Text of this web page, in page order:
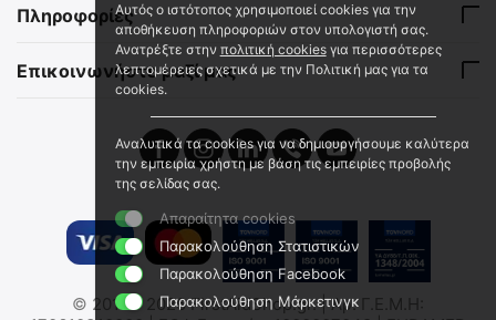
Πληροφορίες
Επικοινωνήστε μαζί μας
© 2012 - 2026 FirstAidShop.gr. | Αρ. Γ.Ε.Μ.Η:
Αυτός ο ιστότοπος χρησιμοποιεί cookies για την
αποθήκευση πληροφοριών στον υπολογιστή σας.
Ανατρέξτε στην πολιτική cookiesγια περισσότερες
λεπτομέρειες σχετικά με την Πολιτική μας για τα
cookies.
Αναλυτικά τα cookies για να δημιουργήσουμε καλύτερα
την εμπειρία χρήστη με βάση τις εμπειρίες προβολής
της σελίδας σας.
Απαραίτητα cookies
Παρακολούθηση Στατιστικών
Παρακολούθηση Facebook
Παρακολούθηση Μάρκετινγκ